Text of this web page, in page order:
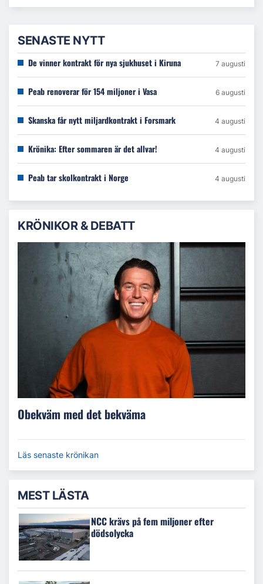
SENASTE NYTT
De vinner kontrakt för nya sjukhuset i Kiruna 7 augusti
Peab renoverar för 154 miljoner i Vasa 6 augusti
Skanska får nytt miljardkontrakt i Forsmark 4 augusti
Krönika: Efter sommaren är det allvar! 4 augusti
Peab tar skolkontrakt i Norge 4 augusti
KRÖNIKOR & DEBATT
Obekväm med det bekväma
Läs senaste krönikan
MEST LÄSTA
NCC krävs på fem miljoner efter
dödsolycka